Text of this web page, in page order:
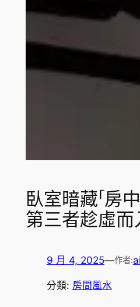
臥室暗藏「房
第三者趁虛而
9 月 4, 2025—作者:
分類: 房間風水